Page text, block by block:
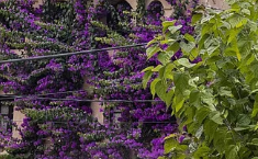
FÓRMULA E